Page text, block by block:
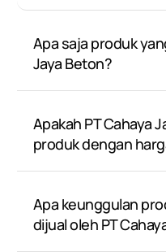
Apa saja produk
Jaya Beton?
Apakah PT Cahaya
produk dengan
Apa keunggulan
dijual oleh PT